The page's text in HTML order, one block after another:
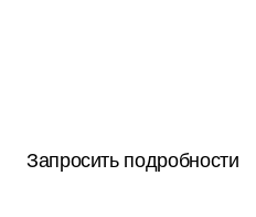
Запросить подробности